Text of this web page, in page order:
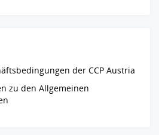
der CCP Austria
zu den Allgemeinen